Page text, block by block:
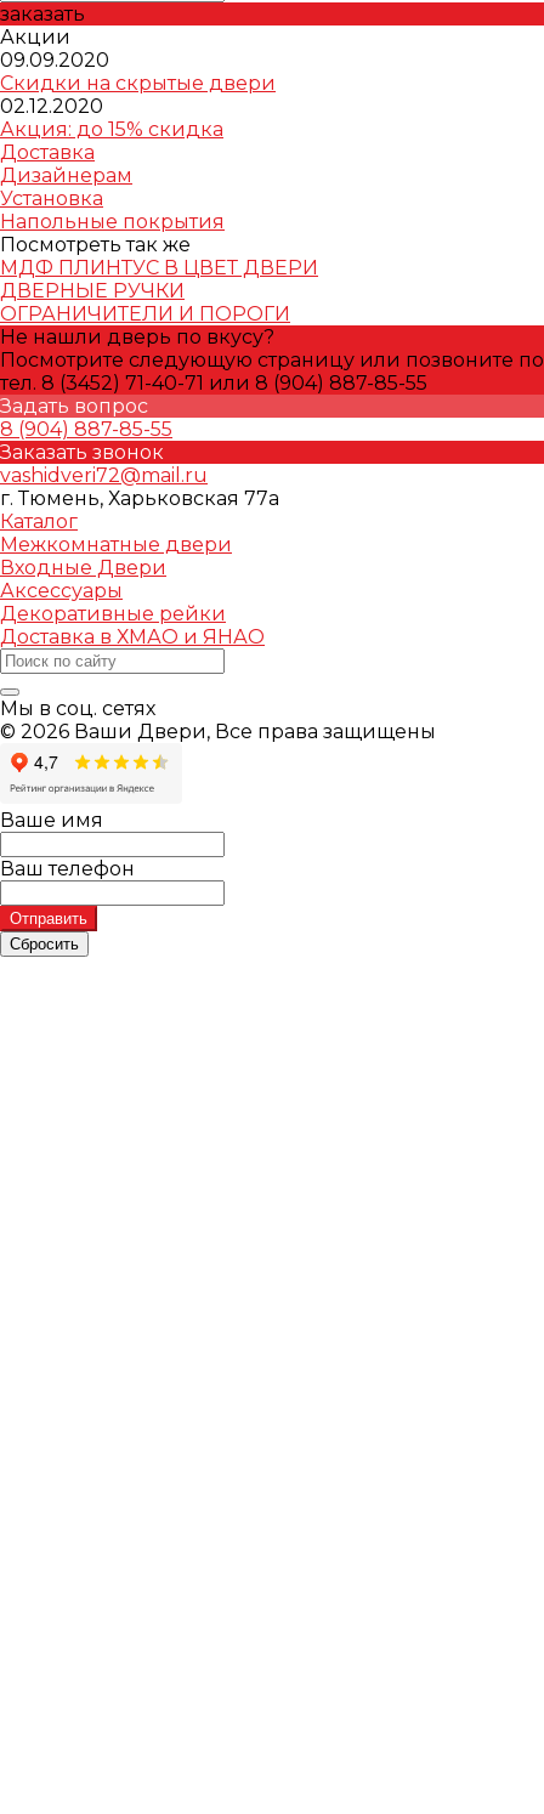
заказать
Акции
09.09.2020
Скидки на скрытые двери
02.12.2020
Акция: до 15% скидка
Доставка
Дизайнерам
Установка
Напольные покрытия
Посмотреть так же
МДФ ПЛИНТУС В ЦВЕТ ДВЕРИ
ДВЕРНЫЕ РУЧКИ
ОГРАНИЧИТЕЛИ И ПОРОГИ
Не нашли дверь по вкусу?
Посмотрите следующую страницу или позвоните по
тел. 8 (3452) 71-40-71 или 8 (904) 887-85-55
Задать вопрос
8 (904) 887-85-55
Заказать звонок
vashidveri72@mail.ru
г. Тюмень, Харьковская 77а
Каталог
Межкомнатные двери
Входные Двери
Аксессуары
Декоративные рейки
Доставка в ХМАО и ЯНАО
Мы в соц. сетях
© 2026 Ваши Двери, Все права защищены
Ваше имя
Ваш телефон
Отправить